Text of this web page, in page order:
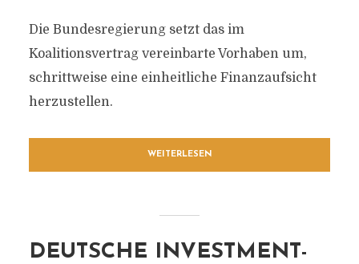
Die Bundesregierung setzt das im
Koalitionsvertrag vereinbarte Vorhaben um,
schrittweise eine einheitliche Finanzaufsicht
herzustellen.
WEITERLESEN
DEUTSCHE INVESTMENT-